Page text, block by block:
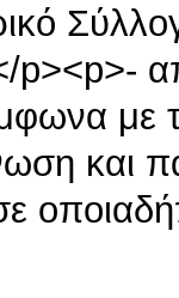
p><p>-
με
και
σε